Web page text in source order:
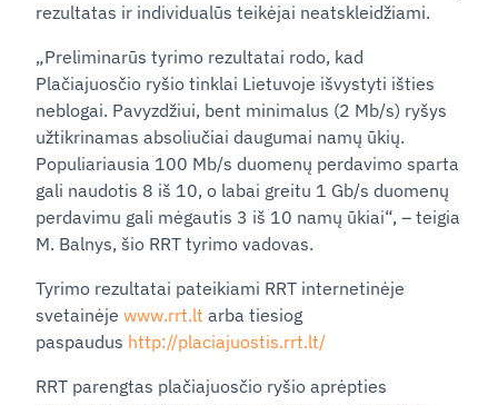
rezultatas ir individualūs teikėjai neatskleidžiami.
„Preliminarūs tyrimo rezultatai rodo, kad
Plačiajuosčio ryšio tinklai Lietuvoje išvystyti išties
neblogai. Pavyzdžiui, bent minimalus (2 Mb/s) ryšys
užtikrinamas absoliučiai daugumai namų ūkių.
Populiariausia 100 Mb/s duomenų perdavimo sparta
gali naudotis 8 iš 10, o labai greitu 1 Gb/s duomenų
perdavimu gali mėgautis 3 iš 10 namų ūkiai“, – teigia
M. Balnys, šio RRT tyrimo vadovas.
Tyrimo rezultatai pateikiami RRT internetinėje
svetainėje www.rrt.lt arba tiesiog
paspaudus http://placiajuostis.rrt.lt/
RRT parengtas plačiajuosčio ryšio aprėpties